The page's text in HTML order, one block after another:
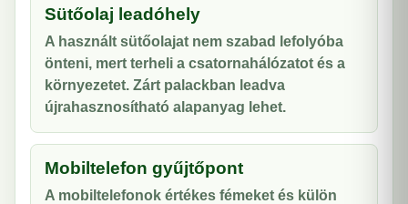
Sütőolaj leadóhely
A használt sütőolajat nem szabad lefolyóba
önteni, mert terheli a csatornahálózatot és a
környezetet. Zárt palackban leadva
újrahasznosítható alapanyag lehet.
Mobiltelefon gyűjtőpont
A mobiltelefonok értékes fémeket és külön